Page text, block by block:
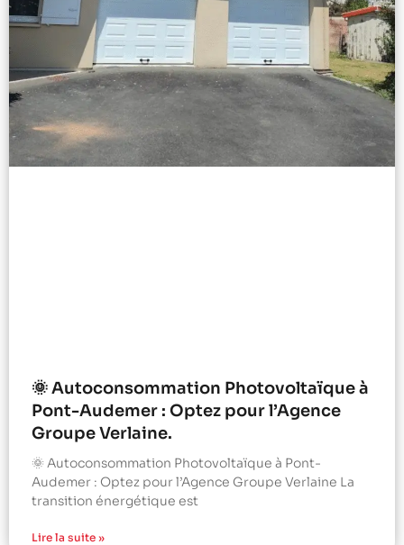
🌞 Autoconsommation Photovoltaïque à
Pont-Audemer : Optez pour l’Agence
Groupe Verlaine.
🌞 Autoconsommation Photovoltaïque à Pont-
Audemer : Optez pour l’Agence Groupe Verlaine La
transition énergétique est
Lire la suite »